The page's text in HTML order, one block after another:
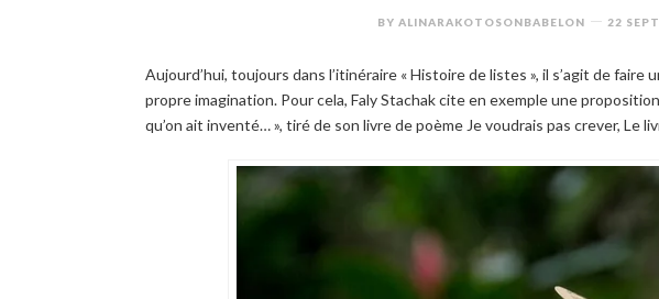
BY ALINARAKOTOSONBABELON 22
Aujourd’hui, toujours dans l’itinéraire « Histoire de listes », il s’agit de
propre imagination. Pour cela, Faly Stachak cite en exemple une
qu’on ait inventé… », tiré de son livre de poème Je voudrais pas crever, Le